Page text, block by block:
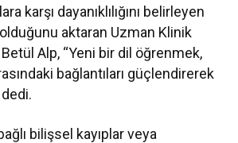
karşı dayanıklılığını belirleyen
aktaran Uzman Klinik
Alp, “Yeni bir dil öğrenmek,
bağlantıları güçlendirerek
dedi.
bilişsel kayıplar veya